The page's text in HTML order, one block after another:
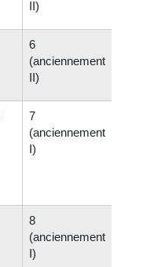
II)
6
(anciennement
II)
7
(anciennement
I)
8
(anciennement
I)